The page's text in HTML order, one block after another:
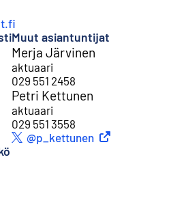
Muut asiantuntijat
Merja Järvinen
aktuaari
029 551 2458
Petri Kettunen
aktuaari
029 551 3558
Ulkoinen linkkiTwitter
@p_kettunen